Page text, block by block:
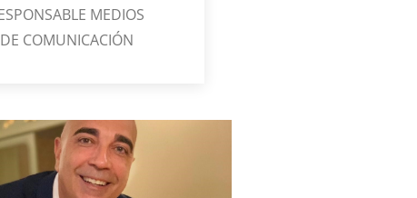
MEDIOS
DE COMUNICACIÓN